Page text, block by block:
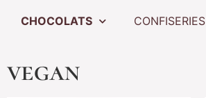
CHOCOLATS CONFISERIES
vegan